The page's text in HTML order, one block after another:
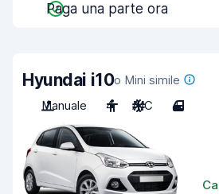
Paga una parte ora
Hyundai i10o Mini simile
Manuale
4 A/C 4